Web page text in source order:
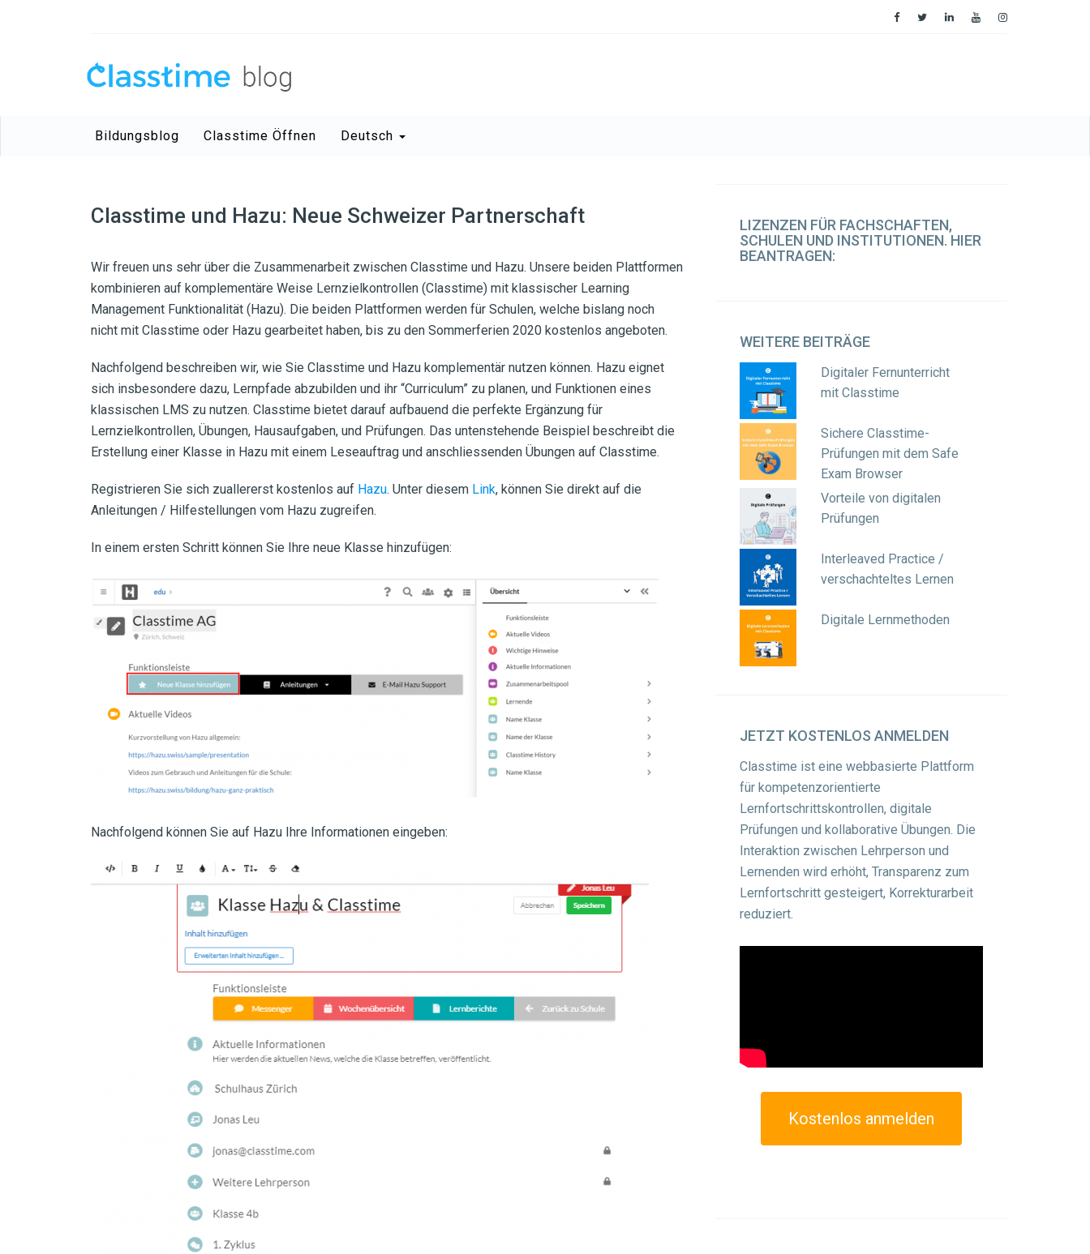
Bildungsblog Classtime Öffnen Deutsch
Classtime und Hazu: Neue Schweizer Partnerschaft
Wir freuen uns sehr über die Zusammenarbeit zwischen Classtime und Hazu. Unsere beiden Plattformen
kombinieren auf komplementäre Weise Lernzielkontrollen (Classtime) mit klassischer Learning
Management Funktionalität (Hazu). Die beiden Plattformen werden für Schulen, welche bislang noch
nicht mit Classtime oder Hazu gearbeitet haben, bis zu den Sommerferien 2020 kostenlos angeboten.
Nachfolgend beschreiben wir, wie Sie Classtime und Hazu komplementär nutzen können. Hazu eignet
sich insbesondere dazu, Lernpfade abzubilden und ihr “Curriculum” zu planen, und Funktionen eines
klassischen LMS zu nutzen. Classtime bietet darauf aufbauend die perfekte Ergänzung für
Lernzielkontrollen, Übungen, Hausaufgaben, und Prüfungen. Das untenstehende Beispiel beschreibt die
Erstellung einer Klasse in Hazu mit einem Leseauftrag und anschliessenden Übungen auf Classtime.
Registrieren Sie sich zuallererst kostenlos auf Hazu. Unter diesem Link, können Sie direkt auf die
Anleitungen / Hilfestellungen vom Hazu zugreifen.
In einem ersten Schritt können Sie Ihre neue Klasse hinzufügen:
Nachfolgend können Sie auf Hazu Ihre Informationen eingeben:
LIZENZEN FÜR FACHSCHAFTEN,
SCHULEN UND INSTITUTIONEN. HIER
BEANTRAGEN:
WEITERE BEITRÄGE
Digitaler Fernunterricht
mit Classtime
Sichere Classtime-
Prüfungen mit dem Safe
Exam Browser
Vorteile von digitalen
Prüfungen
Interleaved Practice /
verschachteltes Lernen
Digitale Lernmethoden
JETZT KOSTENLOS ANMELDEN
Classtime ist eine webbasierte Plattform
für kompetenzorientierte
Lernfortschrittskontrollen, digitale
Prüfungen und kollaborative Übungen. Die
Interaktion zwischen Lehrperson und
Lernenden wird erhöht, Transparenz zum
Lernfortschritt gesteigert, Korrekturarbeit
reduziert.
Kostenlos anmelden